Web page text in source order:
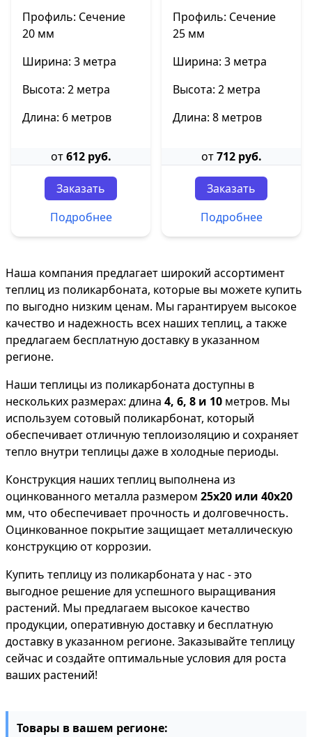
Профиль: Сечение
20 мм
Ширина: 3 метра
Высота: 2 метра
Длина: 6 метров
от612 руб.
Заказать
Подробнее
Профиль: Сечение
25 мм
Ширина: 3 метра
Высота: 2 метра
Длина: 8 метров
от712 руб.
Заказать
Подробнее
Наша компания предлагает широкий ассортимент
теплиц из поликарбоната, которые вы можете купить
по выгодно низким ценам. Мы гарантируем высокое
качество и надежность всех наших теплиц, а также
предлагаем бесплатную доставку в указанном
регионе.
Наши теплицы из поликарбоната доступны в
нескольких размерах: длина 4, 6, 8 и 10 метров. Мы
используем сотовый поликарбонат, который
обеспечивает отличную теплоизоляцию и сохраняет
тепло внутри теплицы даже в холодные периоды.
Конструкция наших теплиц выполнена из
оцинкованного металла размером 25х20 или 40х20
мм, что обеспечивает прочность и долговечность.
Оцинкованное покрытие защищает металлическую
конструкцию от коррозии.
Купить теплицу из поликарбоната у нас - это
выгодное решение для успешного выращивания
растений. Мы предлагаем высокое качество
продукции, оперативную доставку и бесплатную
доставку в указанном регионе. Заказывайте теплицу
сейчас и создайте оптимальные условия для роста
ваших растений!
Товары в вашем регионе: